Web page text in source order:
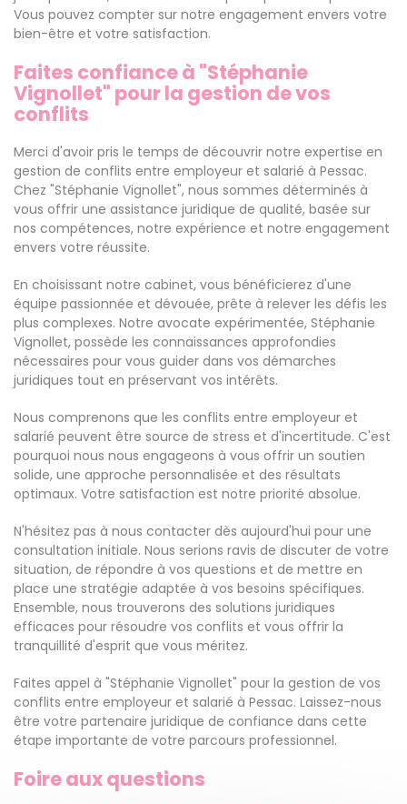
Vous pouvez compter sur notre engagement envers votre
bien-être et votre satisfaction.
Faites confiance à "Stéphanie
Vignollet" pour la gestion de vos
conflits
Merci d'avoir pris le temps de découvrir notre expertise en
gestion de conflits entre employeur et salarié à Pessac.
Chez "Stéphanie Vignollet", nous sommes déterminés à
vous offrir une assistance juridique de qualité, basée sur
nos compétences, notre expérience et notre engagement
envers votre réussite.
En choisissant notre cabinet, vous bénéficierez d'une
équipe passionnée et dévouée, prête à relever les défis les
plus complexes. Notre avocate expérimentée, Stéphanie
Vignollet, possède les connaissances approfondies
nécessaires pour vous guider dans vos démarches
juridiques tout en préservant vos intérêts.
Nous comprenons que les conflits entre employeur et
salarié peuvent être source de stress et d'incertitude. C'est
pourquoi nous nous engageons à vous offrir un soutien
solide, une approche personnalisée et des résultats
optimaux. Votre satisfaction est notre priorité absolue.
N'hésitez pas à nous contacter dès aujourd'hui pour une
consultation initiale. Nous serions ravis de discuter de votre
situation, de répondre à vos questions et de mettre en
place une stratégie adaptée à vos besoins spécifiques.
Ensemble, nous trouverons des solutions juridiques
efficaces pour résoudre vos conflits et vous offrir la
tranquillité d'esprit que vous méritez.
Faites appel à "Stéphanie Vignollet" pour la gestion de vos
conflits entre employeur et salarié à Pessac. Laissez-nous
être votre partenaire juridique de confiance dans cette
étape importante de votre parcours professionnel.
Foire aux questions